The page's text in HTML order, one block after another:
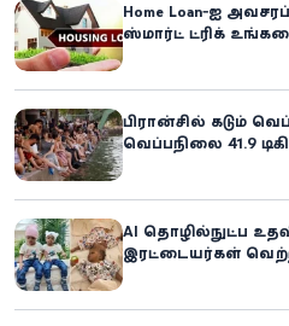
Home Loan-ஐ
ஸ்மார்ட் ட்ரிக்
பிரான்சில் கடும்
வெப்பநிலை 41.9
AI தொழில்நுட்ப
இரட்டையர்கள்